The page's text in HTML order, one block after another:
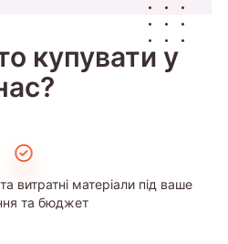
купувати у
витратні матеріали під ваше
та бюджет